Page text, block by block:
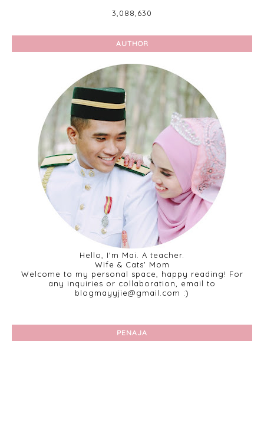
3,088,630
AUTHOR
Hello, I'm Mai. A teacher.
Wife & Cats' Mom
Welcome to my personal space, happy reading! For
any inquiries or collaboration, email to
blogmayyjie@gmail.com :)
PENAJA